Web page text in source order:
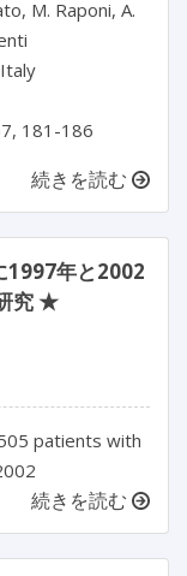
M. Raponi, A.
181-186
続きを読む
1997年と2002
究 ★
patients with
続きを読む